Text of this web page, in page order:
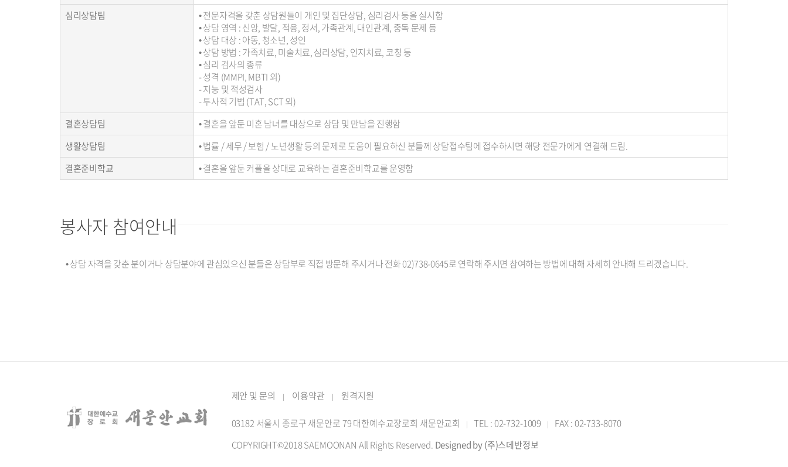
심리상담팀
• 전문자격을 갖춘 상담원들이 개인 및 집단상담, 심리검사 등을 실시함
• 상담 영역 : 신앙, 발달, 적응, 정서, 가족관계, 대인관계, 중독 문제 등
• 상담 대상 : 아동, 청소년, 성인
• 상담 방법 : 가족치료, 미술치료, 심리상담, 인지치료, 코칭 등
• 심리 검사의 종류
- 성격 (MMPI, MBTI 외)
- 지능 및 적성검사
- 투사적 기법 (TAT, SCT 외)
결혼상담팀
• 결혼을 앞둔 미혼 남녀를 대상으로 상담 및 만남을 진행함
생활상담팀
• 법률 / 세무 / 보험 / 노년생활 등의 문제로 도움이 필요하신 분들께 상담접수팀에 접수하시면 해당 전문가에게 연결해 드림.
결혼준비학교
• 결혼을 앞둔 커플을 상대로 교육하는 결혼준비학교를 운영함
봉사자 참여안내
• 상담 자격을 갖춘 분이거나 상담분야에 관심있으신 분들은 상담부로 직접 방문해 주시거나 전화 02)738-0645로 연락해 주시면 참여하는 방법에 대해 자세히 안내해 드리겠습니다.
제안 및 문의 | 이용약관 | 원격지원
03182 서울시 종로구 새문안로 79 대한예수교장로회 새문안교회 | TEL : 02-732-1009 |
FAX : 02-733-8070
COPYRIGHT©2018 SAEMOONAN All Rights Reserved. Designed by (주)스데반정보